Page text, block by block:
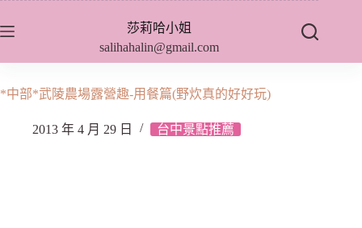
至
內
莎莉哈小姐
salihahalin@gmail.com
*中部*武陵農場露營趣-用餐篇(野炊真的好好玩)
2013 年 4 月 29 日 台中景點推薦